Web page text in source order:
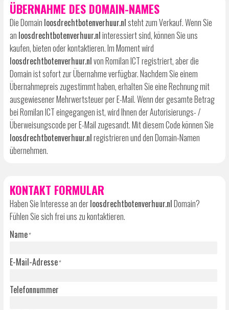
ÜBERNAHME DES DOMAIN-NAMES
Die Domain loosdrechtbotenverhuur.nlsteht zum Verkauf. Wenn Sie
an loosdrechtbotenverhuur.nlinteressiert sind, können Sie uns
kaufen, bieten oder kontaktieren. Im Moment wird
loosdrechtbotenverhuur.nlvon Romilan ICT registriert, aber die
Domain ist sofort zur Übernahme verfügbar. Nachdem Sie einem
Übernahmepreis zugestimmt haben, erhalten Sie eine Rechnung mit
ausgewiesener Mehrwertsteuer per E-Mail. Wenn der gesamte Betrag
bei Romilan ICT eingegangen ist, wird Ihnen der Autorisierungs- /
Überweisungscode per E-Mail zugesandt. Mit diesem Code können Sie
loosdrechtbotenverhuur.nlregistrieren und den Domain-Namen
übernehmen.
KONTAKT FORMULAR
Haben Sie Interesse an derloosdrechtbotenverhuur.nlDomain?
Fühlen Sie sich frei uns zu kontaktieren.
Name*
E-Mail-Adresse*
Telefonnummer